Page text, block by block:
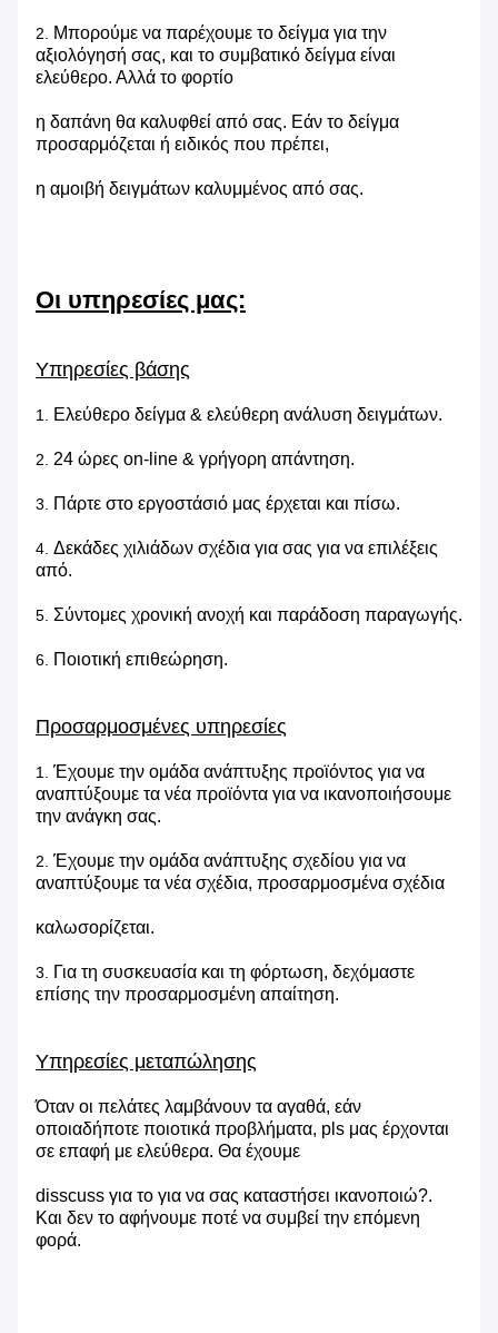
2. Μπορούμε να παρέχουμε το δείγμα για την
αξιολόγησή σας, και το συμβατικό δείγμα είναι
ελεύθερο. Αλλά το φορτίο
η δαπάνη θα καλυφθεί από σας. Εάν το δείγμα
προσαρμόζεται ή ειδικός που πρέπει,
η αμοιβή δειγμάτων καλυμμένος από σας.
Οι υπηρεσίες μας:
Υπηρεσίες βάσης
1. Ελεύθερο δείγμα & ελεύθερη ανάλυση δειγμάτων.
2. 24 ώρες on-line & γρήγορη απάντηση.
3. Πάρτε στο εργοστάσιό μας έρχεται και πίσω.
4. Δεκάδες χιλιάδων σχέδια για σας για να επιλέξεις
από.
5. Σύντομες χρονική ανοχή και παράδοση παραγωγής.
6. Ποιοτική επιθεώρηση.
Προσαρμοσμένες υπηρεσίες
1. Έχουμε την ομάδα ανάπτυξης προϊόντος για να
αναπτύξουμε τα νέα προϊόντα για να ικανοποιήσουμε
την ανάγκη σας.
2. Έχουμε την ομάδα ανάπτυξης σχεδίου για να
αναπτύξουμε τα νέα σχέδια, προσαρμοσμένα σχέδια
καλωσορίζεται.
3. Για τη συσκευασία και τη φόρτωση, δεχόμαστε
επίσης την προσαρμοσμένη απαίτηση.
Υπηρεσίες μεταπώλησης
Όταν οι πελάτες λαμβάνουν τα αγαθά, εάν
οποιαδήποτε ποιοτικά προβλήματα, pls μας έρχονται
σε επαφή με ελεύθερα. Θα έχουμε
disscuss για το για να σας καταστήσει ικανοποιώ?.
Και δεν το αφήνουμε ποτέ να συμβεί την επόμενη
φορά.